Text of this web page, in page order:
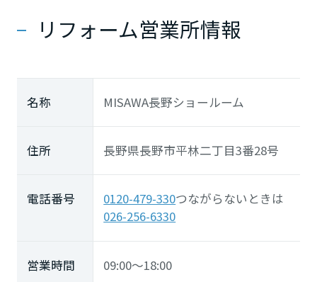
リフォーム営業所情報
名称 MISAWA長野ショールーム
住所 長野県長野市平林二丁目3番28号
電話番号 0120-479-330つながらないときは
026-256-6330
営業時間 09:00～18:00
滋賀県
兵庫県